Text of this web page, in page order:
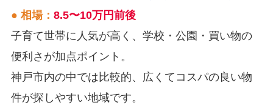
● 相場： 8.5〜10万円前後
子育て世帯に人気が高く、学校・公園・買い物の
便利さが加点ポイント。
神戸市内の中では比較的、広くてコスパの良い物
件が探しやすい地域です。